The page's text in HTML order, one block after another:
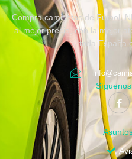
Compra camisetas de Fútbol,
al mejor precio, con la mejor
toda España